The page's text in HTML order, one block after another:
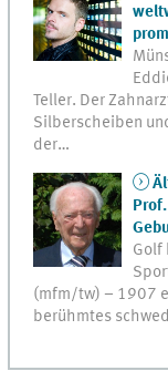
Teller. Der
Silberscheiben
der…
Golf
(mfm/tw) – 1907
berühmtes